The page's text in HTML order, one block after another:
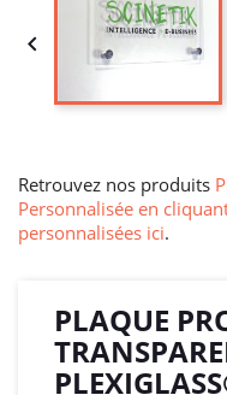

Retrouvez nos produits
Personnalisée en
personnalisées ici.
PLAQUE